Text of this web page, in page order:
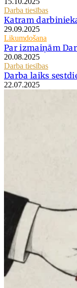
Darba tiesības
Katram
29.09.2025
Likumdošana
Par izmaiņām
20.08.2025
Darba tiesības
Darba laiks
22.07.2025